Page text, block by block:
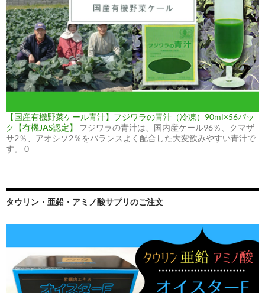
【国産有機野菜ケール青汁】フジワラの青汁（冷凍）90ml×56パッ
ク【有機JAS認定】
フジワラの青汁は、国内産ケール96％、クマザ
サ2％、アオシソ2％をバランスよく配合した大変飲みやすい青汁で
す。 0
タウリン・亜鉛・アミノ酸サプリのご注文